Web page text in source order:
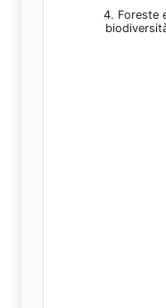
4. Foreste
4. Foreste